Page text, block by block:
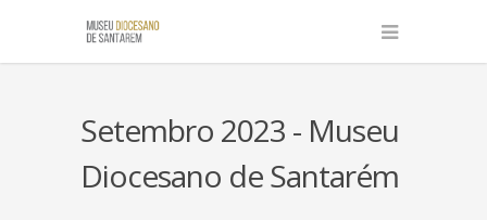
Setembro 2023 - Museu
Diocesano de Santarém